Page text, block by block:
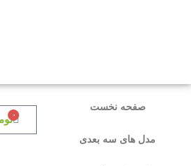
صفحه نخست
مدل های سه بعدی
۰